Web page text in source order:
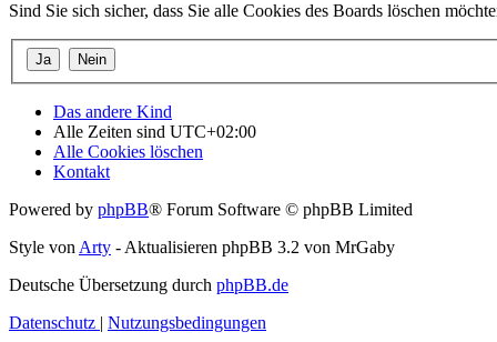
Sind Sie sich sicher, dass Sie alle Cookies des Boards löschen
Das andere Kind
Alle Zeiten sind UTC+02:00
Alle Cookies löschen
Kontakt
Powered by phpBB® Forum Software © phpBB Limited
Style von Arty - Aktualisieren phpBB 3.2 von MrGaby
Deutsche Übersetzung durch phpBB.de
Datenschutz | Nutzungsbedingungen